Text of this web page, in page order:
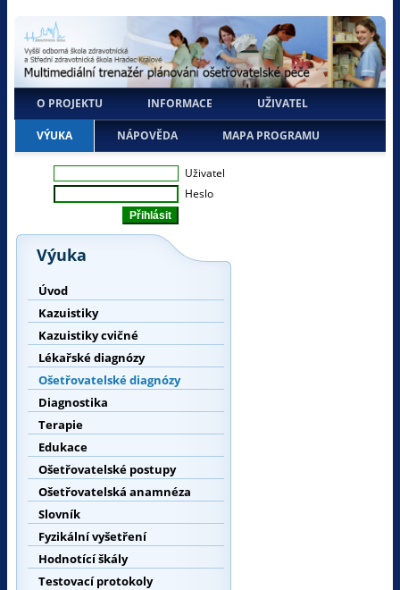
O PROJEKTU INFORMACE UŽIVATEL
VÝUKA NÁPOVĚDA MAPA PROGRAMU
Uživatel
Heslo
Výuka
Úvod
Kazuistiky
Kazuistiky cvičné
Lékařské diagnózy
Ošetřovatelské diagnózy
Diagnostika
Terapie
Edukace
Ošetřovatelské postupy
Ošetřovatelská anamnéza
Slovník
Fyzikální vyšetření
Hodnotící škály
Testovací protokoly